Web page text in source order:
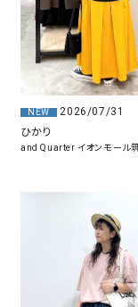
NEW
2026/07/31
ひかり
and Quarter イオンモール